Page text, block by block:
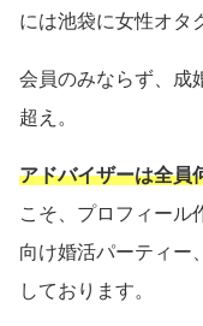
には池袋に女性オタ
会員のみならず、成
超え。
アドバイザーは全員
こそ、プロフィール
向け婚活パーティー
しております。